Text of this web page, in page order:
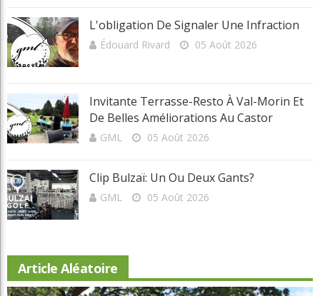
L'obligation De Signaler Une Infraction
Édouard Rivard 05 Août 2026
Invitante Terrasse-Resto À Val-Morin Et
De Belles Améliorations Au Castor
GML 05 Août 2026
Clip Bulzaï: Un Ou Deux Gants?
GML 05 Août 2026
Article Aléatoire